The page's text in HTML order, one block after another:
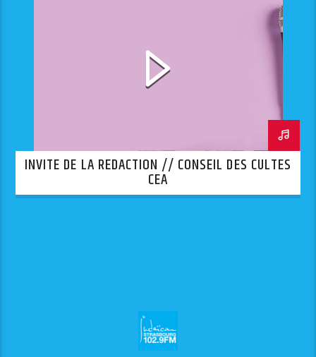
INVITE DE LA REDACTION // CONSEIL DES CULTES
CEA